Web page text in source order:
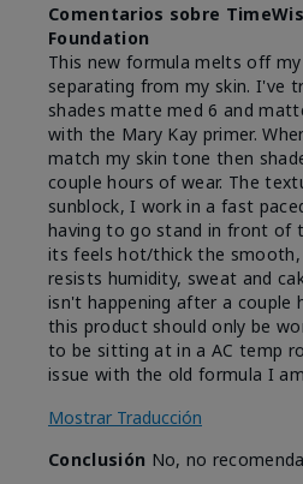
Comentarios sobre
Foundation
This new formula melts off
separating from my skin. I've
shades matte med 6 and
with the Mary Kay primer.
match my skin tone then
couple hours of wear. The
sunblock, I work in a fast
having to go stand in front of
its feels hot/thick the
resists humidity, sweat and
isn't happening after a couple
this product should only be
to be sitting at in a AC temp
issue with the old formula I
Mostrar Traducción
Conclusión No, no